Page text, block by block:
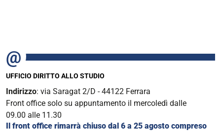
UFFICIO DIRITTO ALLO STUDIO
Indirizzo: via Saragat 2/D - 44122 Ferrara
Front office solo su appuntamento il mercoledì dalle
09.00 alle 11.30
Il front office rimarrà chiuso dal 6 a 25 agosto compreso